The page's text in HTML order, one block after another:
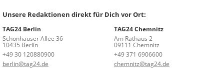
Unsere Redaktionen direkt für Dich vor Ort:
TAG24 Berlin
Schönhauser Allee 36
10435 Berlin
+49 30 120880900
berlin@tag24.de
TAG24 Chemnitz
Am Rathaus 2
09111 Chemnitz
+49 371 6906600
chemnitz@tag24.de